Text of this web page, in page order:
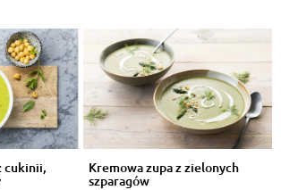
cukinii, Kremowa zupa z zielonych
szparagów